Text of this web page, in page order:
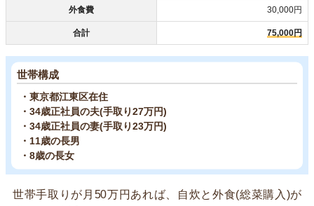
外食費 30,000円
合計 75,000円
世帯構成
・東京都江東区在住
・34歳正社員の夫(手取り27万円)
・34歳正社員の妻(手取り23万円)
・11歳の長男
・8歳の長女
世帯手取りが月50万円あれば、自炊と外食(総菜購入)が